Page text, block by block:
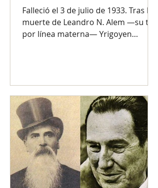
Falleció el 3 de julio de 1933. Tras la
muerte de Leandro N. Alem —su tío
por línea materna— Yrigoyen